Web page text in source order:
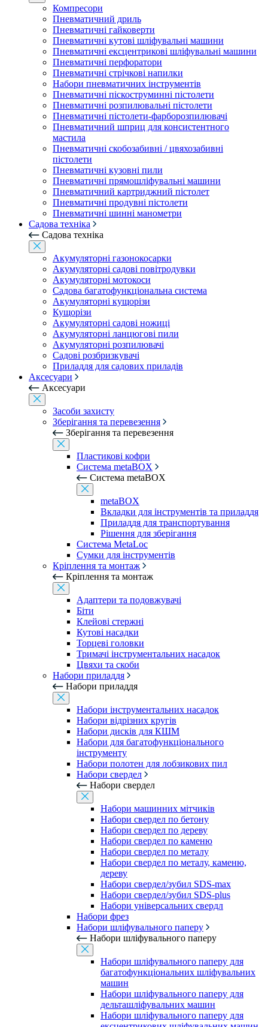
Компресори
Пневматичний дриль
Пневматичні гайковерти
Пневматичні кутові шліфувальні машини
Пневматичні ексцентрикові шліфувальні машини
Пневматичні перфоратори
Пневматичні стрічкові напилки
Набори пневматичних інструментів
Пневматичні піскоструминні пістолети
Пневматичні розпилювальні пістолети
Пневматичні пістолети-фарборозпилювачі
Пневматичний шприц для консистентного
мастила
Пневматичні скобозабивні / цвяхозабивні
пістолети
Пневматичні кузовні пили
Пневматичні прямошліфувальні машини
Пневматичний картриджний пістолет
Пневматичні продувні пістолети
Пневматичні шинні манометри
Садова техніка
Садова техніка
Акумуляторні газонокосарки
Акумуляторні садові повітродувки
Акумуляторні мотокоси
Садова багатофункціональна система
Акумуляторні кущорізи
Кущорізи
Акумуляторні садові ножиці
Акумуляторні ланцюгові пили
Акумуляторні розпилювачі
Садові розбризкувачі
Приладдя для садових приладів
Аксесуари
Аксесуари
Засоби захисту
Зберігання та перевезення
Зберігання та перевезення
Пластикові кофри
Система metaBOX
Система metaBOX
metaBOX
Вкладки для інструментів та приладдя
Приладдя для транспортування
Рішення для зберігання
Система MetaLoc
Сумки для інструментів
Кріплення та монтаж
Кріплення та монтаж
Адаптери та подовжувачі
Біти
Клейові стержні
Кутові насадки
Торцеві головки
Тримачі інструментальних насадок
Цвяхи та скоби
Набори приладдя
Набори приладдя
Набори інструментальних насадок
Набори відрізних кругів
Набори дисків для КШМ
Набори для багатофункціонального
інструменту
Набори полотен для лобзикових пил
Набори свердел
Набори свердел
Набори машинних мітчиків
Набори свердел по бетону
Набори свердел по дереву
Набори свердел по каменю
Набори свердел по металу
Набори свердел по металу, каменю,
дереву
Набори свердел/зубил SDS-max
Набори свердел/зубил SDS-plus
Набори універсальних свердл
Набори фрез
Набори шліфувального паперу
Набори шліфувального паперу
Набори шліфувального паперу для
багатофункціональних шліфувальних
машин
Набори шліфувального паперу для
дельташліфувальних машин
Набори шліфувального паперу для